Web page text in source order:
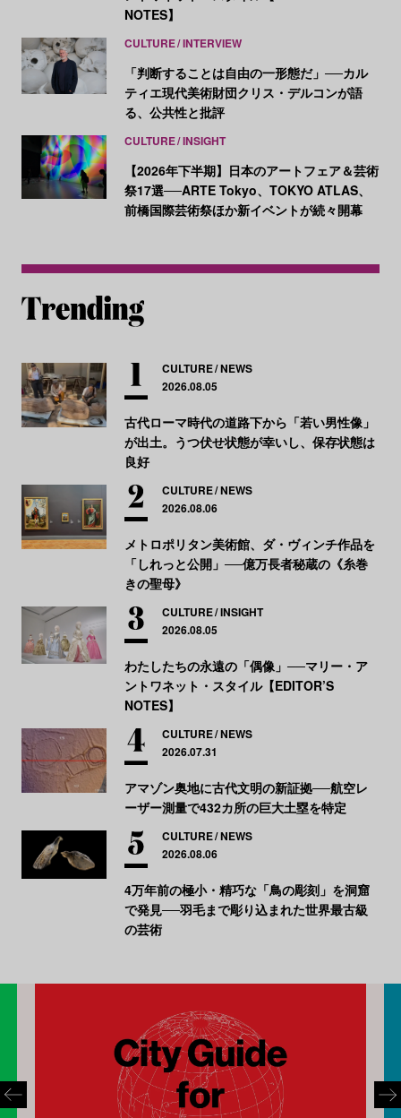
NOTES】
CULTURE INTERVIEW
「判断することは自由の一形態だ」──カル
ティエ現代美術財団クリス・デルコンが語
る、公共性と批評
CULTURE INSIGHT
【2026年下半期】日本のアートフェア＆芸術
祭17選──ARTE Tokyo、TOKYO ATLAS、
前橋国際芸術祭ほか新イベントが続々開幕
CULTURE NEWS
2026.08.05
古代ローマ時代の道路下から「若い男性像」
が出土。うつ伏せ状態が幸いし、保存状態は
良好
CULTURE NEWS
2026.08.06
メトロポリタン美術館、ダ・ヴィンチ作品を
「しれっと公開」──億万長者秘蔵の《糸巻
きの聖母》
CULTURE INSIGHT
2026.08.05
わたしたちの永遠の「偶像」──マリー・ア
ントワネット・スタイル【EDITOR’S
NOTES】
CULTURE NEWS
2026.07.31
アマゾン奥地に古代文明の新証拠──航空レ
ーザー測量で432カ所の巨大土塁を特定
CULTURE NEWS
2026.08.06
4万年前の極小・精巧な「鳥の彫刻」を洞窟
で発見──羽毛まで彫り込まれた世界最古級
の芸術